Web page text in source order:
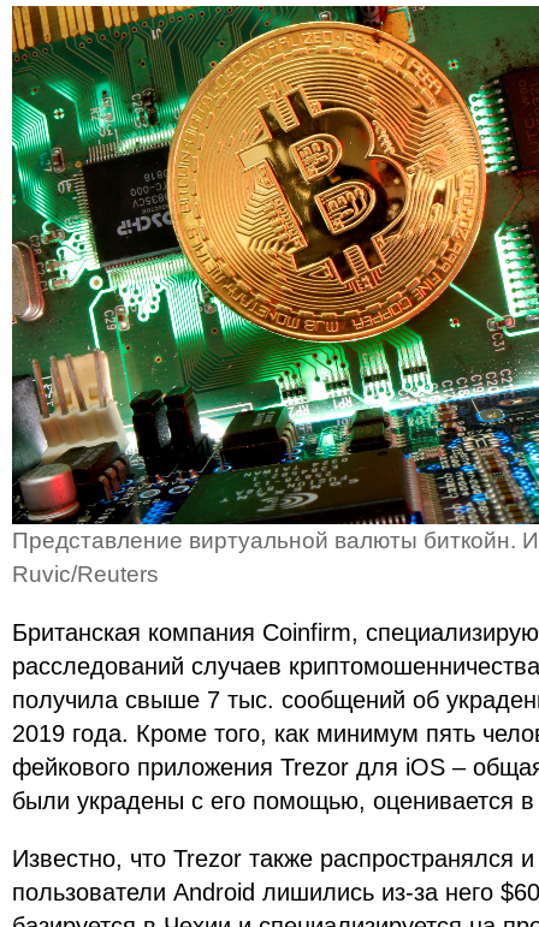
Представление виртуальной валюты биткойн.
Ruvic/Reuters
Британская компания Coinfirm,
расследований случаев
получила свыше 7 тыс. сообщений об
2019 года. Кроме того, как минимум пять
фейкового приложения Trezor для iOS –
были украдены с его помощью, оценивается
Известно, что Trezor также распространялся
пользователи Android лишились из-за него